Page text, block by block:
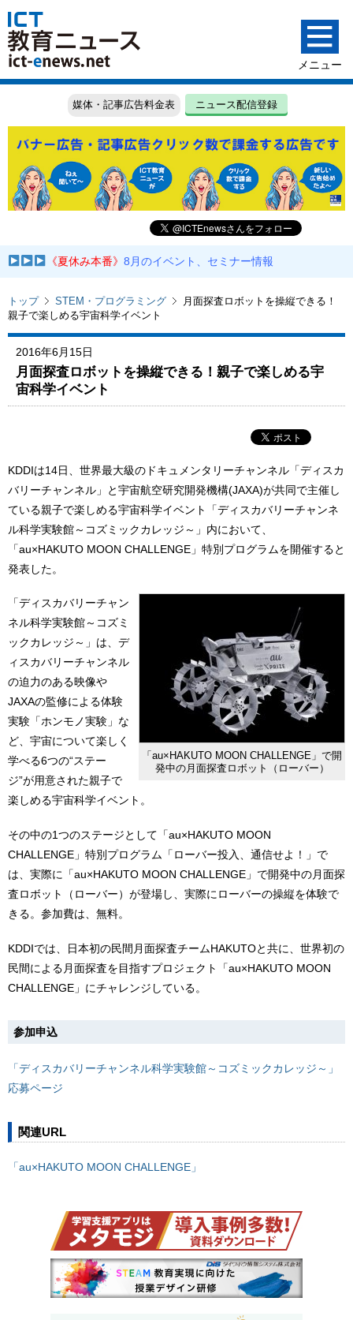
媒体・記事広告料金表 ニュース配信登録
《夏休み本番》8月のイベント、セミナー情報
トップ STEM・プログラミング
月面探査ロボットを操縦できる！
親子で楽しめる宇宙科学イベント
2016年6月15日
月面探査ロボットを操縦できる！親子で楽しめる宇
宙科学イベント
KDDIは14日、世界最大級のドキュメンタリーチャンネル「ディスカ
バリーチャンネル」と宇宙航空研究開発機構(JAXA)が共同で主催し
ている親子で楽しめる宇宙科学イベント「ディスカバリーチャンネ
ル科学実験館～コズミックカレッジ～」内において、
「au×HAKUTO MOON CHALLENGE」特別プログラムを開催すると
発表した。
「au×HAKUTO MOON CHALLENGE」で開
発中の月面探査ロボット（ローバー）
「ディスカバリーチャン
ネル科学実験館～コズミ
ックカレッジ～」は、デ
ィスカバリーチャンネル
の迫力のある映像や
JAXAの監修による体験
実験「ホンモノ実験」な
ど、宇宙について楽しく
学べる6つの“ステー
ジ”が用意された親子で
楽しめる宇宙科学イベント。
その中の1つのステージとして「au×HAKUTO MOON
CHALLENGE」特別プログラム「ローバー投入、通信せよ！」で
は、実際に「au×HAKUTO MOON CHALLENGE」で開発中の月面探
査ロボット（ローバー）が登場し、実際にローバーの操縦を体験で
きる。参加費は、無料。
KDDIでは、日本初の民間月面探査チームHAKUTOと共に、世界初の
民間による月面探査を目指すプロジェクト「au×HAKUTO MOON
CHALLENGE」にチャレンジしている。
参加申込
「ディスカバリーチャンネル科学実験館～コズミックカレッジ～」
応募ページ
関連URL
「au×HAKUTO MOON CHALLENGE」